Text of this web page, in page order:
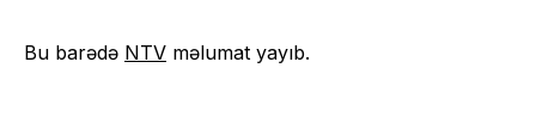
Bu barədə NTV məlumat yayıb.